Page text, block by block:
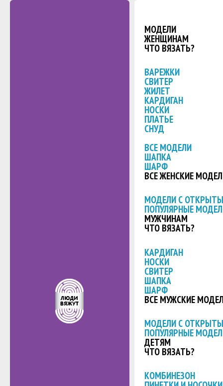
МОДЕЛИ
ЖЕНЩИНАМ
ЧТО ВЯЗАТЬ?
ВАРЕЖКИ
СВИТЕР
ЖИЛЕТ
КАРДИГАН
НОСКИ
ПЛАТЬЕ
СНУД
ВСЕ МОДЕЛИ
ШАПКА
ШАРФ
ВСЕ ЖЕНСКИЕ
МОДЕЛИ С
ПОПУЛЯРНЫЕ
МУЖЧИНАМ
ЧТО ВЯЗАТЬ?
КАРДИГАН
НОСКИ
СВИТЕР
ШАПКА
ШАРФ
ВСЕ МУЖСКИЕ
МОДЕЛИ С
ПОПУЛЯРНЫЕ
ДЕТЯМ
ЧТО ВЯЗАТЬ?
КОМБИНЕЗОН